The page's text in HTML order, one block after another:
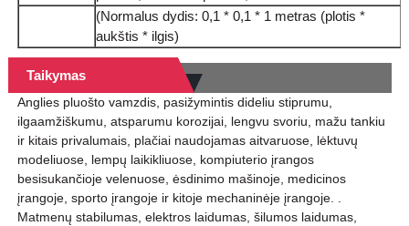
(Normalus dydis: 0,1 * 0,1 * 1 metras (plotis *
aukštis * ilgis)
Taikymas
Anglies pluošto vamzdis, pasižymintis dideliu stiprumu,
ilgaamžiškumu, atsparumu korozijai, lengvu svoriu, mažu tankiu
ir kitais privalumais, plačiai naudojamas aitvaruose, lėktuvų
modeliuose, lempų laikikliuose, kompiuterio įrangos
besisukančioje velenuose, ėsdinimo mašinoje, medicinos
įrangoje, sporto įrangoje ir kitoje mechaninėje įrangoje. .
Matmenų stabilumas, elektros laidumas, šilumos laidumas,